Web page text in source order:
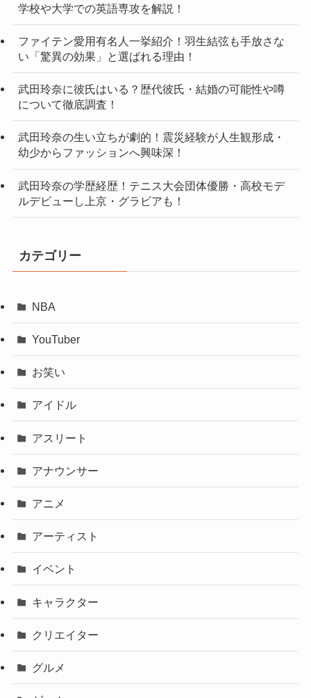
学校や大学での英語専攻を解説！
ファイテン愛用有名人一挙紹介！羽生結弦も手放さな
い「驚異の効果」と選ばれる理由！
武田玲奈に彼氏はいる？歴代彼氏・結婚の可能性や噂
について徹底調査！
武田玲奈の生い立ちが劇的！震災経験が人生観形成・
幼少からファッションへ興味深！
武田玲奈の学歴経歴！テニス大会団体優勝・高校モデ
ルデビューし上京・グラビアも！
カテゴリー
NBA
YouTuber
お笑い
アイドル
アスリート
アナウンサー
アニメ
アーティスト
イベント
キャラクター
クリエイター
グルメ